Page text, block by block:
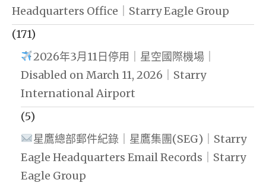
Headquarters Office｜Starry Eagle Group
(171)
2026年3月11日停用｜星空國際機場｜
Disabled on March 11, 2026｜Starry
International Airport
(5)
星鷹總部郵件紀錄｜星鷹集團(SEG)｜Starry
Eagle Headquarters Email Records｜Starry
Eagle Group